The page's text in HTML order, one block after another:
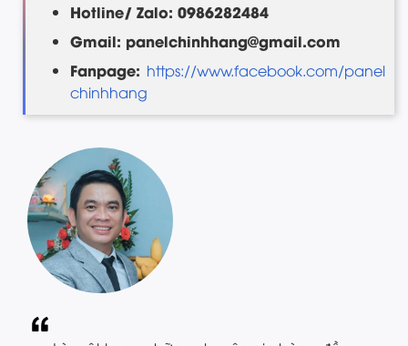
Hotline/ Zalo: 0986282484
Gmail: panelchinhhang@gmail.com
Fanpage: https://www.facebook.com/panel
chinhhang